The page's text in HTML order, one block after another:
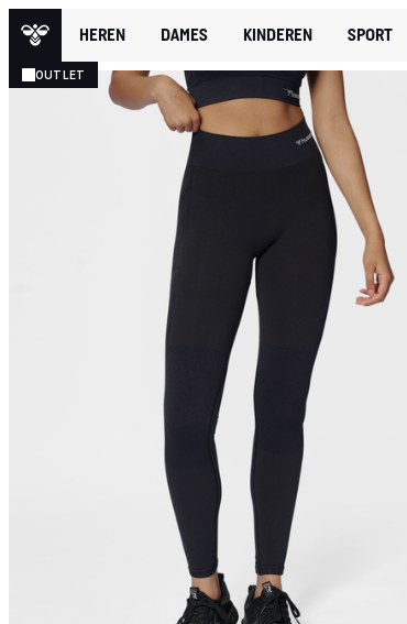
HEREN DAMES KINDEREN SPORT
OUTLET